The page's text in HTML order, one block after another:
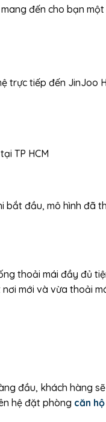
đến cho bạn
trực tiếp đến JinJoo
tại TP HCM
đầu, mô hình đã
thoải mái đầy đủ
mới và vừa thoải
đầu, khách hàng
hệ đặt phòng căn